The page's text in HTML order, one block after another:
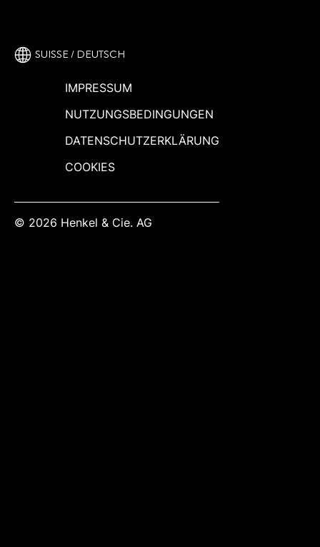
SUISSE / DEUTSCH
IMPRESSUM
NUTZUNGSBEDINGUNGEN
DATENSCHUTZERKLÄRUNG
COOKIES
© 2026 Henkel & Cie. AG